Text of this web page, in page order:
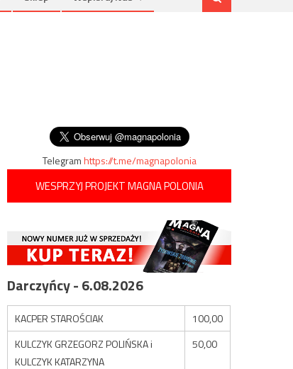
Telegramhttps://t.me/magnapolonia
WESPRZYJ PROJEKT MAGNA POLONIA
Darczyńcy - 6.08.2026
KACPER STAROŚCIAK
100,00
KULCZYK GRZEGORZ POLIŃSKA i
KULCZYK KATARZYNA
50,00